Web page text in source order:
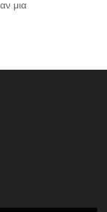
μια